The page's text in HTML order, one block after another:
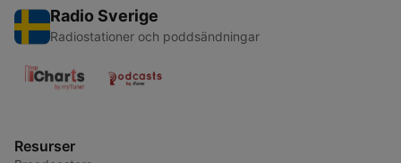
Radio Sverige
Radiostationer och poddsändningar
Resurser